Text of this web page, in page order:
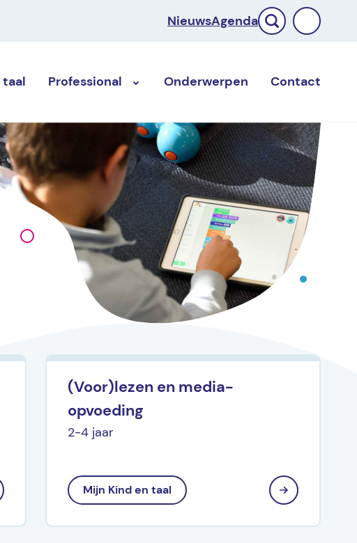
NieuwsAgenda
taal Professional Onderwerpen Contact
(Voor)lezen en media-
opvoeding
2-4 jaar
Mijn Kind en taal